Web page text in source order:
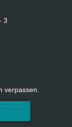
3
verpassen.